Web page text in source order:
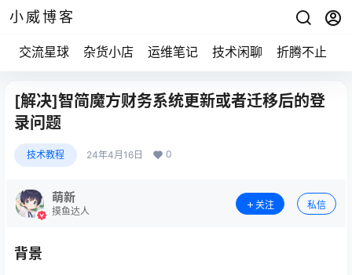
小威博客
交流星球 杂货小店 运维笔记 技术闲聊 折腾不止
[解决]智简魔方财务系统更新或者迁移后的登
录问题
技术教程 24年4月16日 0
萌新
摸鱼达人
关注 私信
背景